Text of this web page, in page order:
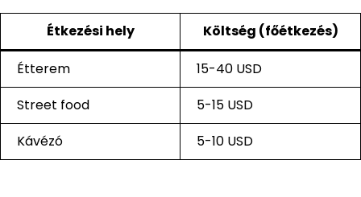
Étkezési hely Költség (főétkezés)
Étterem
15-40 USD
Street food
5-15 USD
Kávézó
5-10 USD